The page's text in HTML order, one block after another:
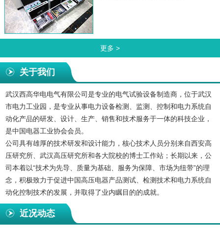
更多 >
关于我们
武汉西高华电电气有限公司是专业的电气试验设备制造商，位于武汉
市电力工业园，是专业从事电力设备检测、监测、控制和电力系统自
动化产品的研发、设计、生产、销售和技术服务于一体的科技企业，
是中国电器工业协会会员。
公司具有雄厚的技术研发和设计能力，核心技术人员分别来自西安高
压研究所、武汉高压研究所和各大院校的博士工作站；长期以来，公
司本着以“技术为先导、质量为基础、服务为保障、市场为纽带”的理
念，积极致力于促进中国高压电器产品测试、检测技术和电力系统自
动化控制技术的发展，并取得了业内瞩目的的成就。
近况动态